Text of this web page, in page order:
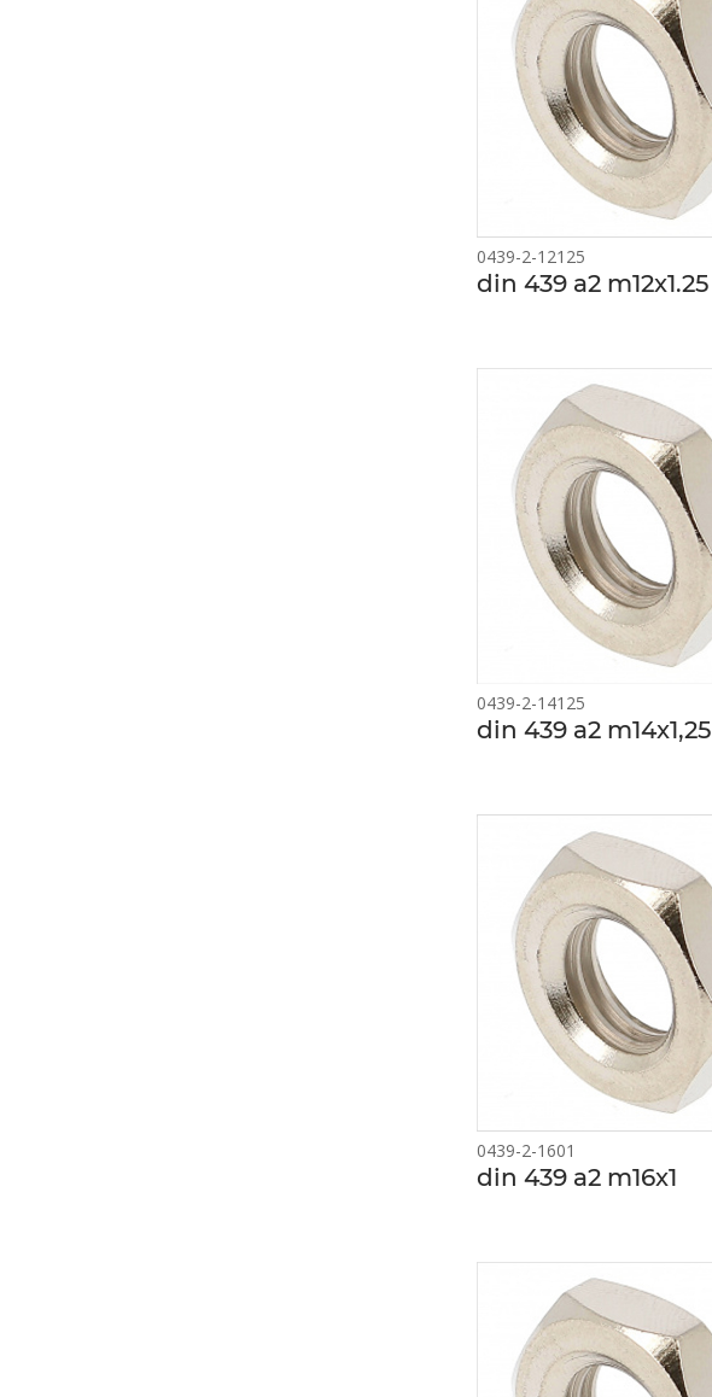
0439-2-12125
din 439 a2 m12x1.25
0439-2-14125
din 439 a2 m14x1,25
0439-2-1601
din 439 a2 m16x1